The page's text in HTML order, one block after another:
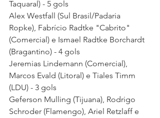
Taquaral) - 5 gols
Alex Westfall (Sul Brasil/Padaria
Ropke), Fabrício Radtke "Cabrito"
(Comercial) e Ismael Radtke Borchardt
(Bragantino) - 4 gols
Jeremias Lindemann (Comercial),
Marcos Evald (Litoral) e Tiales Timm
(LDU) - 3 gols
Geferson Mulling (Tijuana), Rodrigo
Schroder (Flamengo), Ariel Retzlaff e